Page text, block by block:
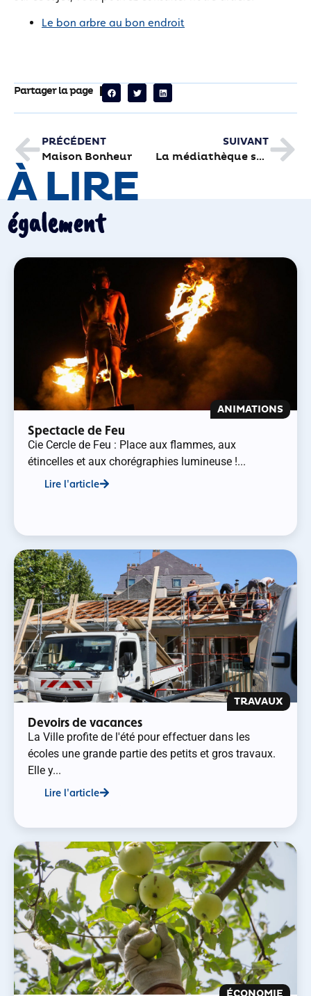
Le bon arbre au bon endroit
Partager la page
PRÉCÉDENT
Maison Bonheur
SUIVANT
La médiathèque se met au rose pour octobre
À LIRE
également
ANIMATIONS
Spectacle de Feu
Cie Cercle de Feu : Place aux flammes, aux
étincelles et aux chorégraphies lumineuse !...
Lire l'article
TRAVAUX
Devoirs de vacances
La Ville profite de l'été pour effectuer dans les
écoles une grande partie des petits et gros travaux.
Elle y...
Lire l'article